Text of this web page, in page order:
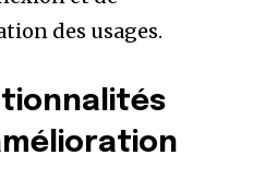
des usages.